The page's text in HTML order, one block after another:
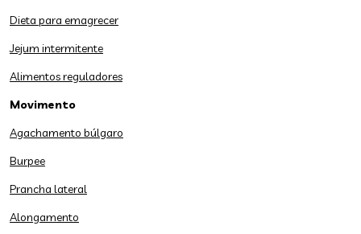
Dieta para emagrecer
Jejum intermitente
Alimentos reguladores
Movimento
Agachamento búlgaro
Burpee
Prancha lateral
Alongamento